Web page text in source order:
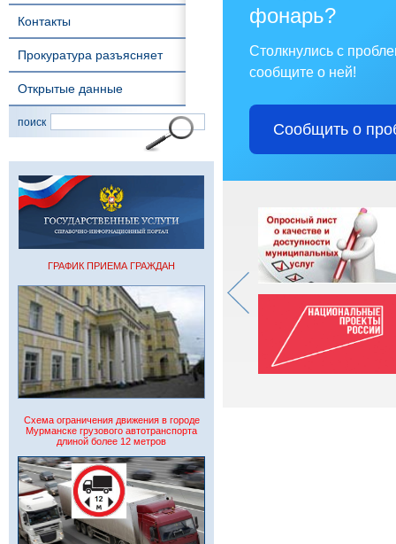
Контакты
Прокуратура разъясняет
Открытые данные
поиск
ГРАФИК ПРИЕМА ГРАЖДАН
Схема ограничения движения в городе
Мурманске грузового автотранспорта
длиной более 12 метров
фонарь?
Столкнулись с
сообщите о ней!
Сообщить о